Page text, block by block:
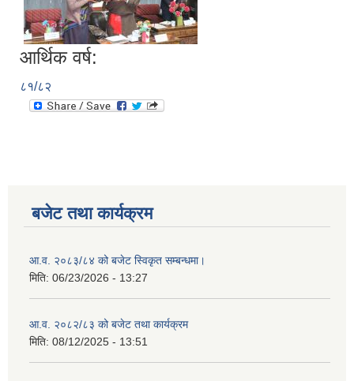
आर्थिक वर्ष:
८१/८२
बजेट तथा कार्यक्रम
आ.व. २०८३/८४ को बजेट स्विकृत सम्बन्धमा।
मिति: 06/23/2026 - 13:27
आ.व. २०८२/८३ को बजेट तथा कार्यक्रम
मिति: 08/12/2025 - 13:51